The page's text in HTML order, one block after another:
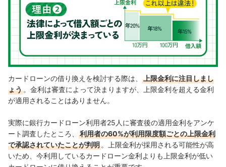
カードローンの借り換えを検討する際は、
上限金利に注目しまし
ょう 。金利は審査によって決まりますが、上限金利を超える金利
が適用されることはありません。
実際に銀行カードローン利用者25人に審査後の適用金利をアンケ
ート調査したところ、
利用者の60%が利用限度額ごとの上限金利
で承認されていたことが判明 。上限金利が採用される可能性が高
いため、今利用しているカードローン金利よりも上限金利が低い